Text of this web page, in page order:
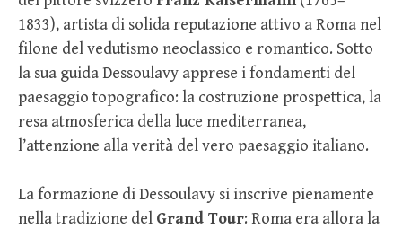
1833), artista di solida reputazione attivo a Roma nel
filone del vedutismo neoclassico e romantico. Sotto
la sua guida Dessoulavy apprese i fondamenti del
paesaggio topografico: la costruzione prospettica, la
resa atmosferica della luce mediterranea,
l’attenzione alla verità del vero paesaggio italiano.
La formazione di Dessoulavy si inscrive pienamente
nella tradizione del Grand Tour: Roma era allora la